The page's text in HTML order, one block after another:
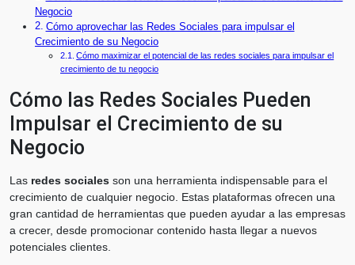
Negocio
Cómo aprovechar las Redes Sociales para impulsar el
Crecimiento de su Negocio
Cómo maximizar el potencial de las redes sociales para impulsar el
crecimiento de tu negocio
Cómo las Redes Sociales Pueden
Impulsar el Crecimiento de su
Negocio
Las redes sociales son una herramienta indispensable para el
crecimiento de cualquier negocio. Estas plataformas ofrecen una
gran cantidad de herramientas que pueden ayudar a las empresas
a crecer, desde promocionar contenido hasta llegar a nuevos
potenciales clientes.